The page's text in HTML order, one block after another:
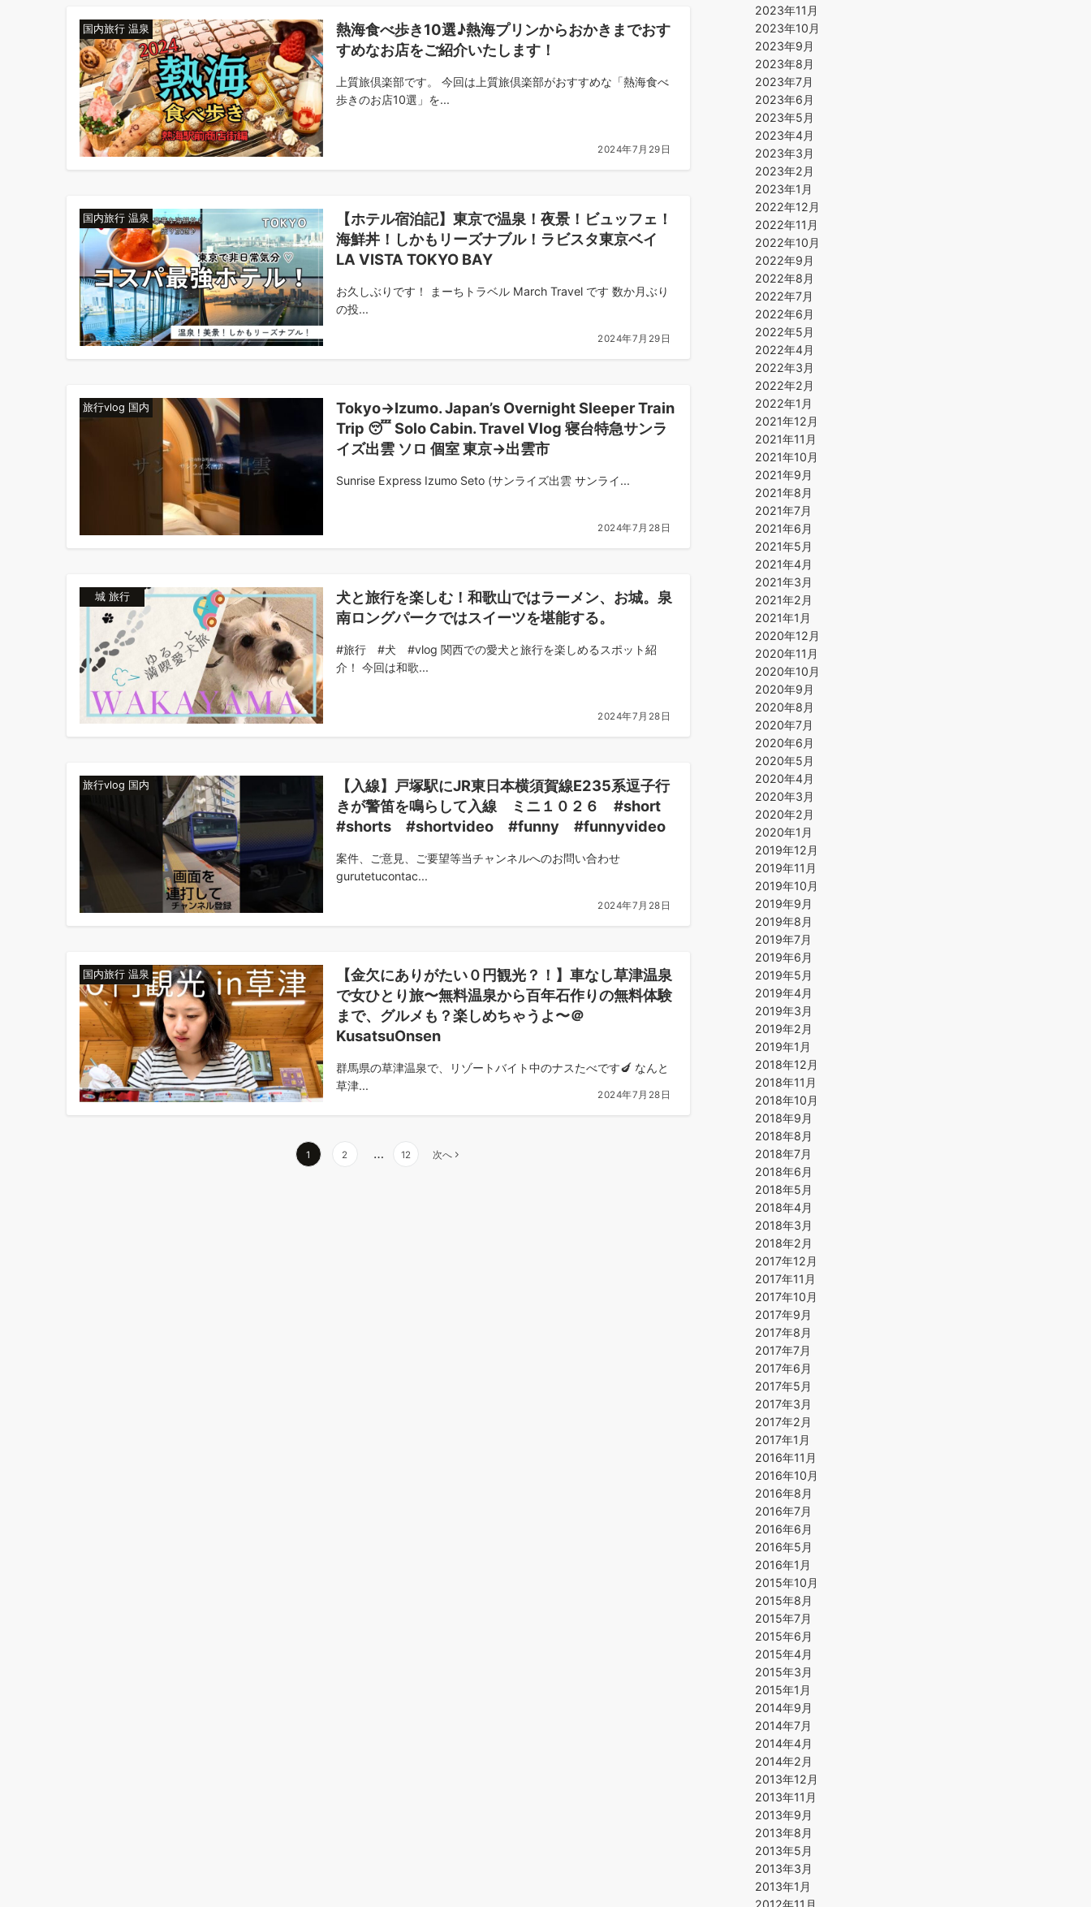
国内旅行 温泉
熱海食べ歩き10選♪熱海プリンからおかきまでおす
すめなお店をご紹介いたします！
上質旅倶楽部です。 今回は上質旅倶楽部がおすすめな「熱海食べ
歩きのお店10選」を...
2024年7月29日
国内旅行 温泉
【ホテル宿泊記】東京で温泉！夜景！ビュッフェ！
海鮮丼！しかもリーズナブル！ラビスタ東京ベイ
LA VISTA TOKYO BAY
お久しぶりです！ まーちトラベル March Travel です 数か月ぶり
の投...
2024年7月29日
旅行vlog 国内
Tokyo→Izumo. Japan’s Overnight Sleeper Train
Trip 😴 Solo Cabin. Travel Vlog 寝台特急サンラ
イズ出雲 ソロ 個室 東京→出雲市
Sunrise Express Izumo Seto (サンライズ出雲 サンライ...
2024年7月28日
城 旅行
犬と旅行を楽しむ！和歌山ではラーメン、お城。泉
南ロングパークではスイーツを堪能する。
#旅行 #犬 #vlog 関西での愛犬と旅行を楽しめるスポット紹
介！ 今回は和歌...
2024年7月28日
旅行vlog 国内
【入線】戸塚駅にJR東日本横須賀線E235系逗子行
きが警笛を鳴らして入線 ミニ１０２６ #short
#shorts #shortvideo #funny #funnyvideo
案件、ご意見、ご要望等当チャンネルへのお問い合わせ
gurutetucontac...
2024年7月28日
国内旅行 温泉
【金欠にありがたい０円観光？！】車なし草津温泉
で女ひとり旅〜無料温泉から百年石作りの無料体験
まで、グルメも？楽しめちゃうよ〜＠
KusatsuOnsen
群馬県の草津温泉で、リゾートバイト中のナスたべです🍆 なんと
草津...
2024年7月28日
1 2 … 12 次へ
2023年11月
2023年10月
2023年9月
2023年8月
2023年7月
2023年6月
2023年5月
2023年4月
2023年3月
2023年2月
2023年1月
2022年12月
2022年11月
2022年10月
2022年9月
2022年8月
2022年7月
2022年6月
2022年5月
2022年4月
2022年3月
2022年2月
2022年1月
2021年12月
2021年11月
2021年10月
2021年9月
2021年8月
2021年7月
2021年6月
2021年5月
2021年4月
2021年3月
2021年2月
2021年1月
2020年12月
2020年11月
2020年10月
2020年9月
2020年8月
2020年7月
2020年6月
2020年5月
2020年4月
2020年3月
2020年2月
2020年1月
2019年12月
2019年11月
2019年10月
2019年9月
2019年8月
2019年7月
2019年6月
2019年5月
2019年4月
2019年3月
2019年2月
2019年1月
2018年12月
2018年11月
2018年10月
2018年9月
2018年8月
2018年7月
2018年6月
2018年5月
2018年4月
2018年3月
2018年2月
2017年12月
2017年11月
2017年10月
2017年9月
2017年8月
2017年7月
2017年6月
2017年5月
2017年3月
2017年2月
2017年1月
2016年11月
2016年10月
2016年8月
2016年7月
2016年6月
2016年5月
2016年1月
2015年10月
2015年8月
2015年7月
2015年6月
2015年4月
2015年3月
2015年1月
2014年9月
2014年7月
2014年4月
2014年2月
2013年12月
2013年11月
2013年9月
2013年8月
2013年5月
2013年3月
2013年1月
2012年11月